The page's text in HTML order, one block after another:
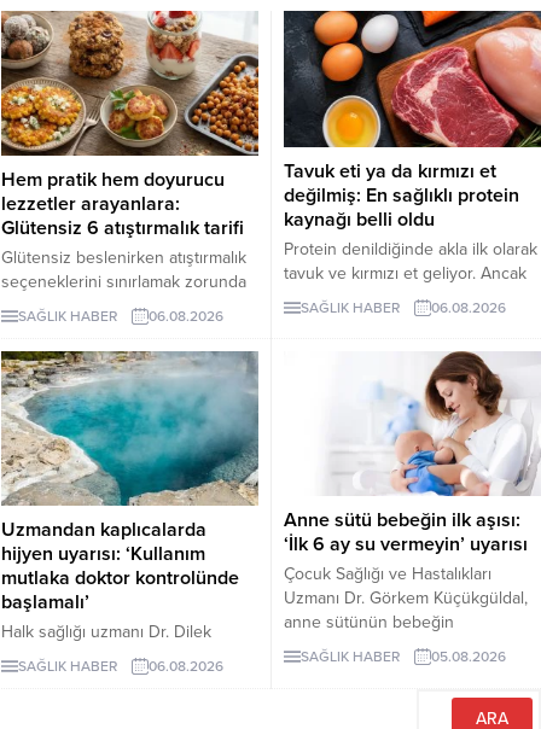
Hem pratik hem doyurucu
lezzetler arayanlara:
Glütensiz 6 atıştırmalık tarifi
Glütensiz beslenirken atıştırmalık
seçeneklerini sınırlamak zorunda
değilsiniz. Evde kolayca
hazırlayabileceğiniz bu 5 glütensiz
tarif, hem pratik hem de lezzetli
alternatifler sunuyor.
SAĞLIK HABER 06.08.2026
Tavuk eti ya da kırmızı et
değilmiş: En sağlıklı protein
kaynağı belli oldu
Protein denildiğinde akla ilk olarak
tavuk ve kırmızı et geliyor. Ancak
bilim insanları, son yıllarda yapılan
araştırmaların kurubaklagilleri daha
öne çıkardığını belirtiyor. Özellikle
mercimek, nohut ve fasulyenin
hem yüksek protein hem de lif
içeriğiyle uzun vadeli sağlık
açısından önemli avantajlar
sunduğu ifade ediliyor.
SAĞLIK HABER 06.08.2026
Uzmandan kaplıcalarda
hijyen uyarısı: ‘Kullanım
mutlaka doktor kontrolünde
başlamalı’
Halk sağlığı uzmanı Dr. Dilek
Aslan, kaplıcaların kas ve iskelet
sistemi rahatsızlıkları ile stresin
SAĞLIK HABER 06.08.2026
Anne sütü bebeğin ilk aşısı:
‘İlk 6 ay su vermeyin’ uyarısı
Çocuk Sağlığı ve Hastalıkları
Uzmanı Dr. Görkem Küçükgüldal,
anne sütünün bebeğin
bağışıklığını güçlendiren ve yaşam
boyu sağlığın temelini oluşturan
“canlı bir biyolojik mucize”
olduğunu söyledi. Küçükgüldal,
SAĞLIK HABER 05.08.2026